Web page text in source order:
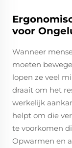
voor
Wanneer
moeten
lopen ze veel
draait om het
werkelijk
helpt om die
te voorkomen
Opwarmen en